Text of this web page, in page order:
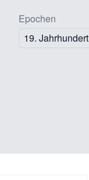
Epochen
19. Jahrhundert